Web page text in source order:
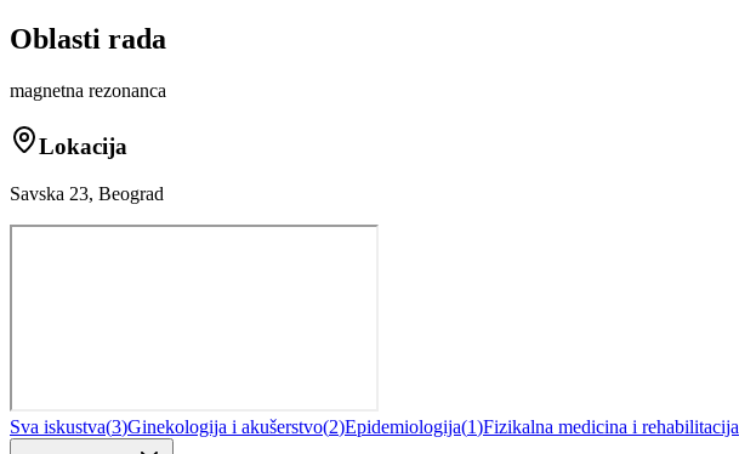
Oblasti rada
magnetna rezonanca
Lokacija
Savska 23, Beograd
Sva iskustva(3)Ginekologija i akušerstvo(2)Epidemiologija(1)Fizikalna medicina i rehabilitacija